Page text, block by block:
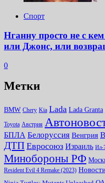
Спорт
Нганну просто не с
или Джонс, или
0
Метки
BMW Chery Kia Lada Lada Granta
Toyota Австрия
БПЛА Белоруссия Венгрия
ДТП Евросоюз Израиль Ил-
Минoбороны РФ
Resident Evil 4 Remake (2023)